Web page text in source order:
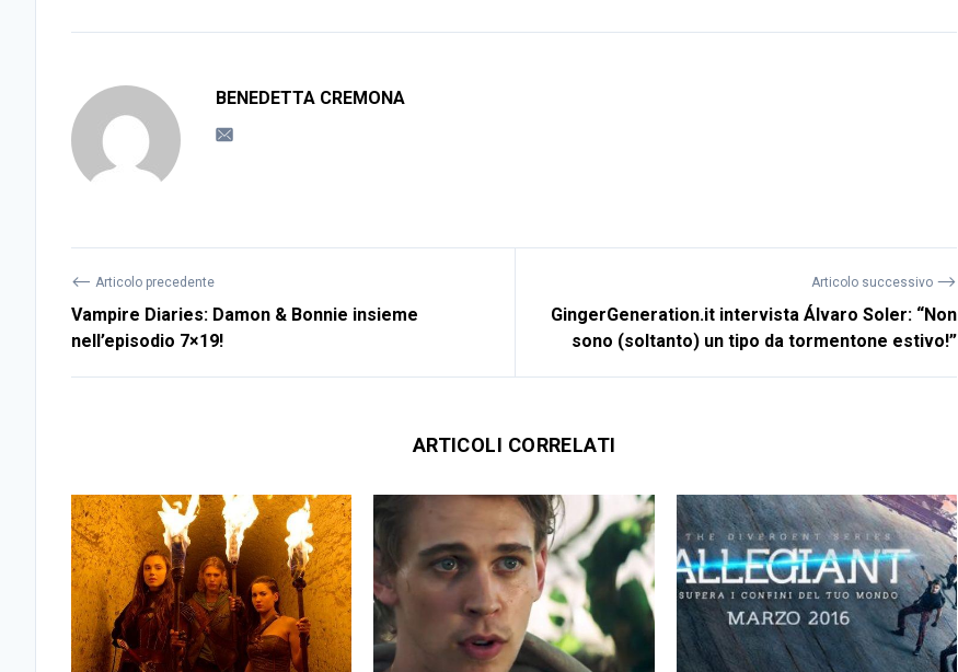
BENEDETTA CREMONA
⟵ Articolo precedente
Vampire Diaries: Damon & Bonnie insieme
nell’episodio 7×19!
Articolo successivo ⟶
GingerGeneration.it intervista Álvaro Soler: “Non
sono (soltanto) un tipo da tormentone estivo!”
ARTICOLI CORRELATI